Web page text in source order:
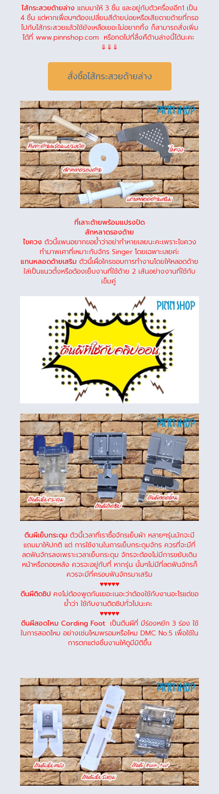
ไส้กระสวยด้ายล่าง แถมมาให้ 3 ชิ้น และอยู่กับตัวครื่องอีก1 เป็น
4 ชิ้น แต่หากเพื่อนๆต้องเปลี่ยนสีด้ายบ่อยหรือเสียดายด้ายที่กรอ
ไปกับไส้กระสวยแล้วใช้ยังเหลือเยอะไม่อยากทิ้ง ก็สามารถสั่งเพิ่ม
ได้ที่ www.pinnshop.com หรือกดไปที่ลิ้งคืด้านล่างนี้ได้นะคะ
⇓⇓⇓
สั่งซื้อไส้กระสวยด้ายล่าง
ที่เลาะด้ายพร้อมแปรงปัด
สักหลาดรองด้าย
ไขควง ตัวนี้แพนอยากขอย้ำว่าอย่าทำหายเลยนะคะเพราะไขควง
ทำมาพเศาที่เหมาะกับจักร Singer โดยเฉพาะเลยค่ะ
แกนหลอดด้ายเสริม ตัวนี้เผื่อใครชอบการทำงานโดยให้หลอดด้าย
ใส่เป็นแนวตั้งหรือต้องเย็บงานที่ใช้ด้าย 2 เส้นอย่างงานที่ใช้กับ
เข็มคู่
ตีนผีเย็บกระดุม ตัวนี้เวลาที่เราซื้อจักรเย็บผ้า หลายๆรุ่นมักจะมี
แถมมาให้ปกติ แต่ การใช้งานในการเย็บกระดุมจักร ควรที่จะมีที่
ลดฟันจักรลงเพราะเวลาเย็บกระดุม จักรจะต้องไม่มีการขยับเดิน
หน้าหรือถอยหลัง ควรจะอยู่กับที่ หากรุ่น นั้นๆไม่มีที่ลดฟันจักรก็
ควรจะมีที่ครอบฟันจักรมาเสริม
♥♥♥♥♥
ตีนผีติดซิป คงไม่ต้องพูดกันเยอะเนอะว่าต้องใช้กับงานอะไรแต่ขอ
ย้ำว่า ใช้กับงานติดซิปทั่วไปนะคะ
♥♥♥♥♥
ตีนผีสอดไหม Cording Foot เป็นตีนผีที่ มีร่องหยัก 3 ร่อง ใช้
ในการสอดไหม อย่างเช่นไหมพรอมหรือไหม DMC No.5 เพื่อใช้ใน
การตกแต่งชิ้นงานให้ดูมีมิติขึ้น